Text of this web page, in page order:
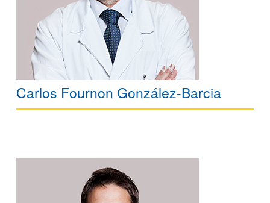
Carlos Fournon González-Barcia